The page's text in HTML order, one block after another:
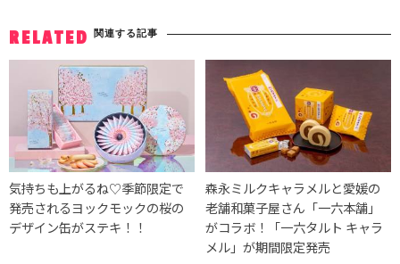
RELATED 関連する記事
気持ちも上がるね♡季節限定で
発売されるヨックモックの桜の
デザイン缶がステキ！！
森永ミルクキャラメルと愛媛の
老舗和菓子屋さん「一六本舗」
がコラボ！「一六タルト キャラ
メル」が期間限定発売